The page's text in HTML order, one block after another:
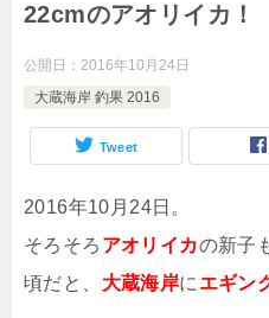
22cmのアオリイカ！
公開日： 2016年10月24日
大蔵海岸 釣果 2016
Tweet
2016年10月24日。
そろそろ アオリイカの新子
頃だと、 大蔵海岸に エギン